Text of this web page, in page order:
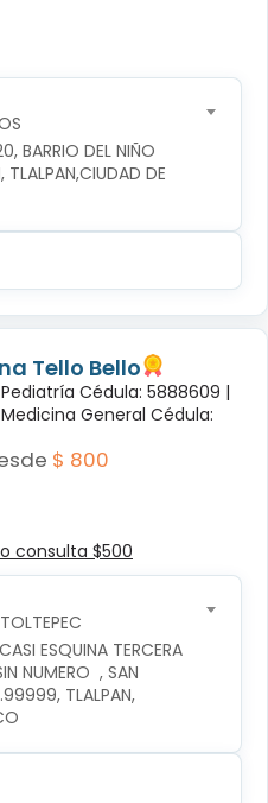
BARRIO DEL NIÑO
TLALPAN,CIUDAD DE
Tello Bello
Cédula: 5888609 |
General Cédula:
$ 800
consulta $500
ESQUINA TERCERA
NUMERO  , SAN
TLALPAN,